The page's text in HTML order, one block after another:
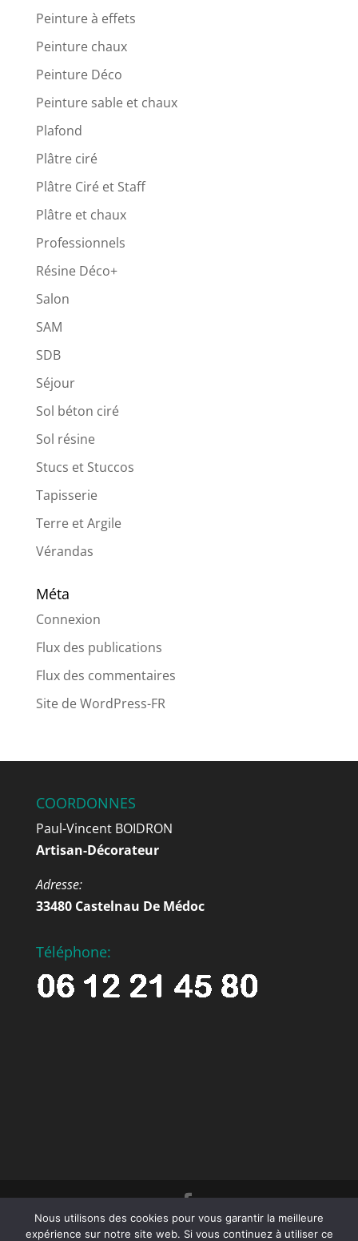
Peinture à effets
Peinture chaux
Peinture Déco
Peinture sable et chaux
Plafond
Plâtre ciré
Plâtre Ciré et Staff
Plâtre et chaux
Professionnels
Résine Déco+
Salon
SAM
SDB
Séjour
Sol béton ciré
Sol résine
Stucs et Stuccos
Tapisserie
Terre et Argile
Vérandas
Méta
Connexion
Flux des publications
Flux des commentaires
Site de WordPress-FR
COORDONNES
Paul-Vincent BOIDRON
Artisan-Décorateur
Adresse:
33480 Castelnau De Médoc
Téléphone:
© 2023 Décors et Matières -Tous droits
Nous utilisons des cookies pour vous garantir la meilleure
expérience sur notre site web. Si vous continuez à utiliser ce